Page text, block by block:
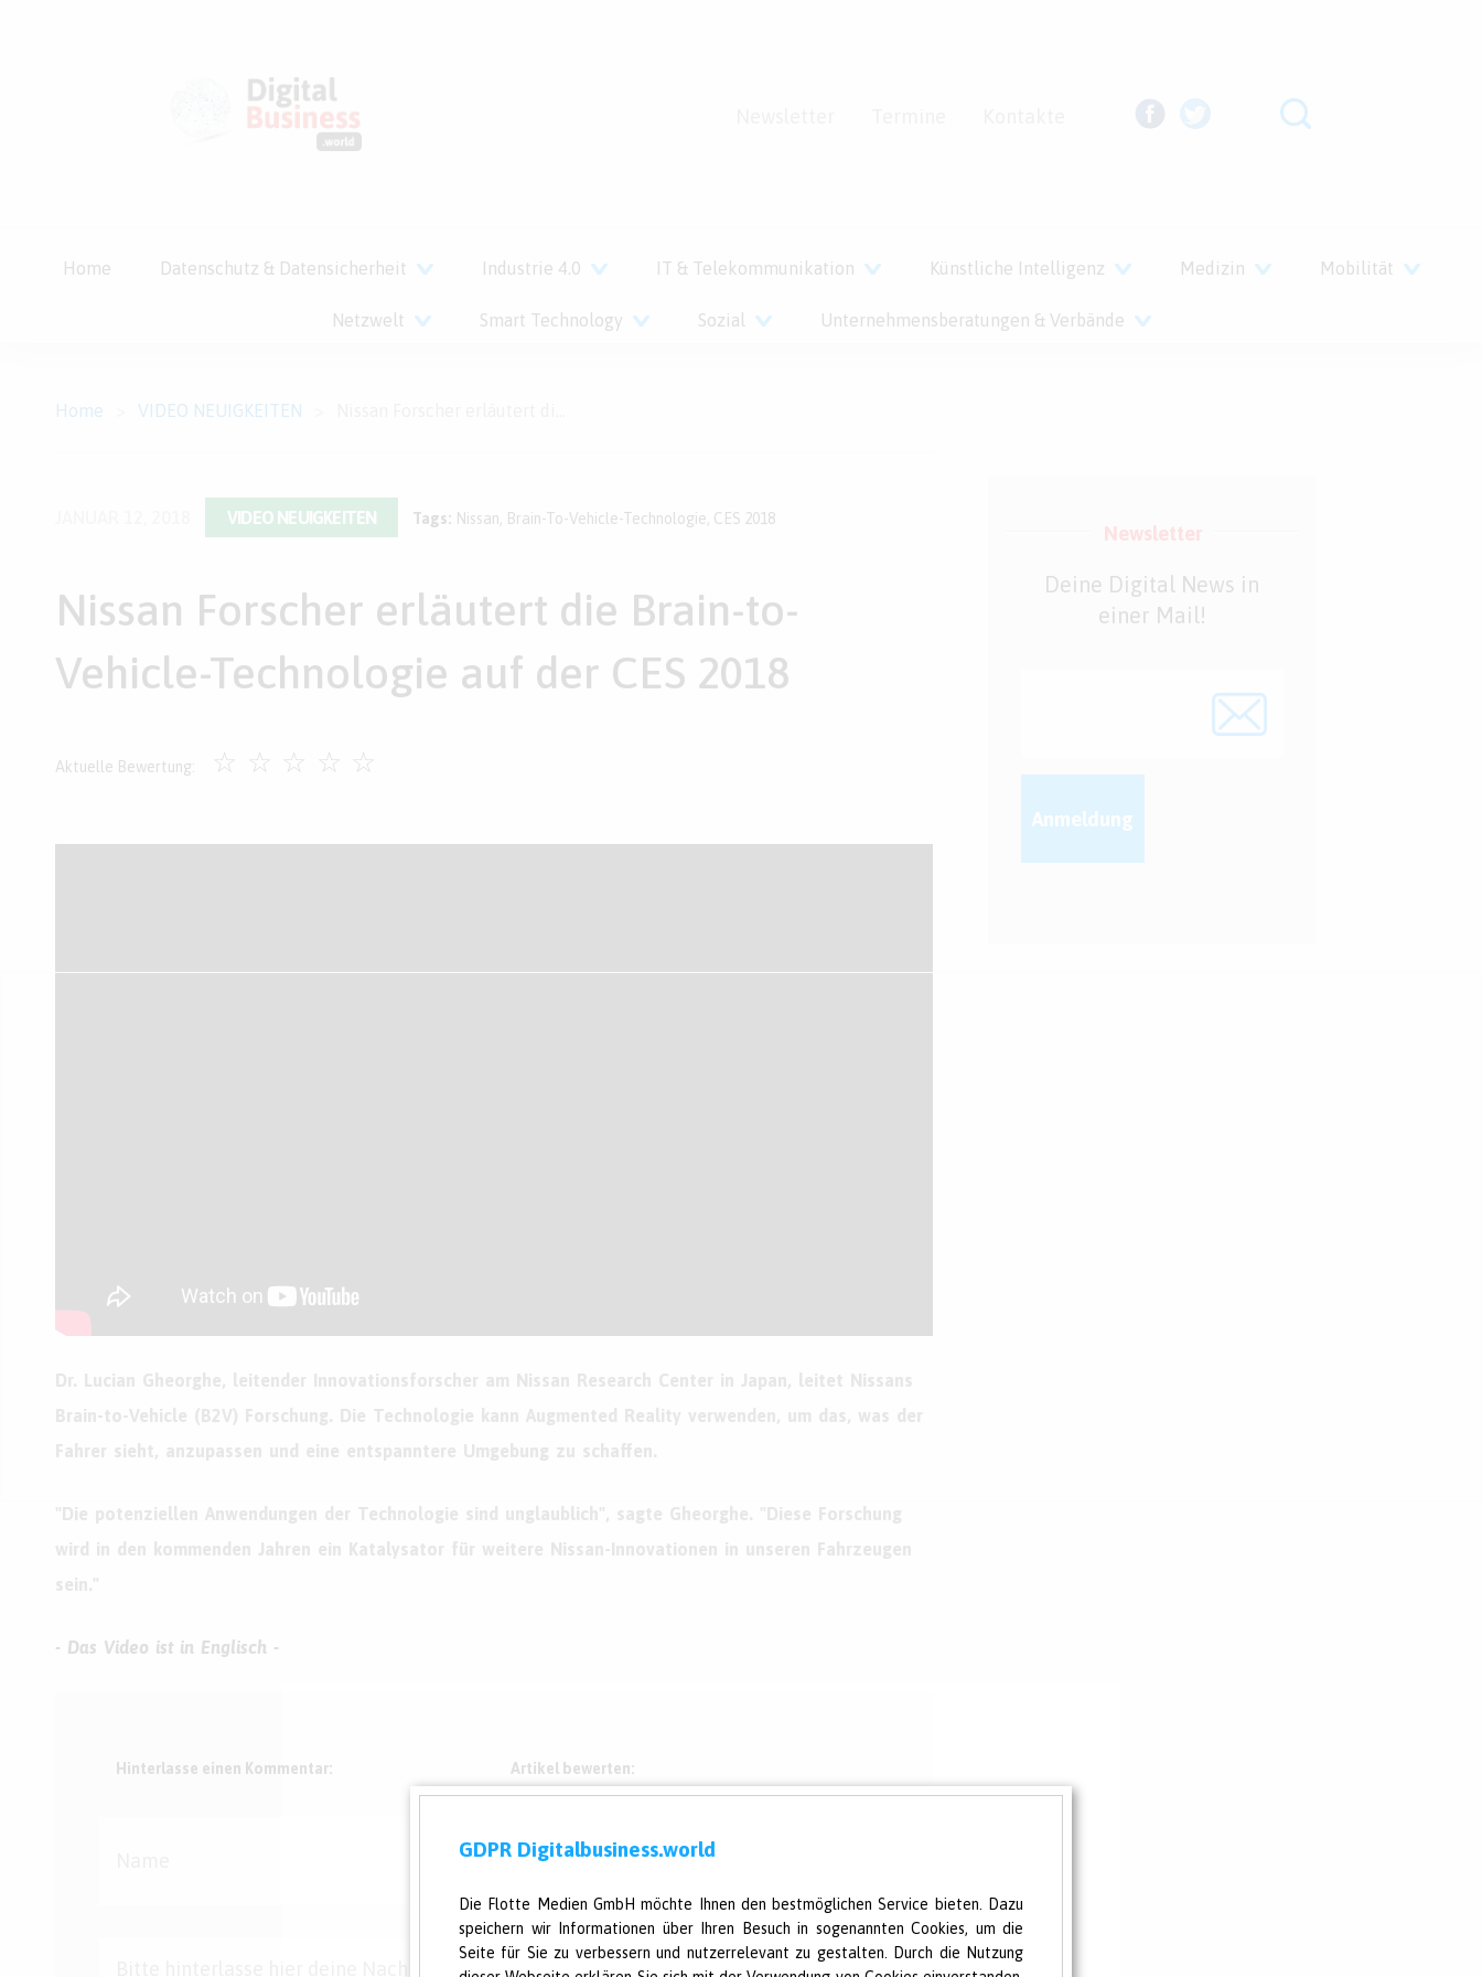
Home Datenschutz & Datensicherheit Industrie 4.0 IT & Telekommunikation Künstliche Intelligenz Medizin Mobilität
Netzwelt Smart Technology Sozial Unternehmensberatungen & Verbände
Home VIDEO NEUIGKEITEN
VIDEO NEUIGKEITEN Tags: Nissan Brain-To-Vehicle-Technologie CES 2018
Nissan Forscher erläutert die Brain-to-
Vehicle-Technologie auf der CES 2018
Aktuelle Bewertung: ☆
☆
☆
☆
☆
- Das Video ist in Englisch -
Artikel bewerten:
☆
☆
☆
☆
☆
Hinterlasse einen Kommentar:
Newsletter
Deine Digital News in
einer Mail!
Anmeldung
GDPR Digitalbusiness.world
Die Flotte Medien GmbH möchte Ihnen den bestmöglichen Service bieten. Dazu
speichern wir Informationen über Ihren Besuch in sogenannten Cookies, um die
Seite für Sie zu verbessern und nutzerrelevant zu gestalten. Durch die Nutzung